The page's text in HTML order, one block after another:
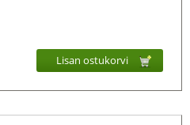
Lisan ostukorvi